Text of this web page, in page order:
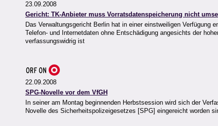
23.09.2008
Gericht: TK-Anbieter muss Vorratsdatenspeicherung nicht
Das Verwaltungsgericht Berlin hat in einer einstweiligen Verfügung
Telefon- und Internetdaten ohne Entschädigung angesichts der
verfassungswidrig ist
22.09.2008
SPG-Novelle vor dem VfGH
In seiner am Montag beginnenden Herbstsession wird sich der
Novelle des Sicherheitspolizeigesetzes [SPG] eingereicht worden